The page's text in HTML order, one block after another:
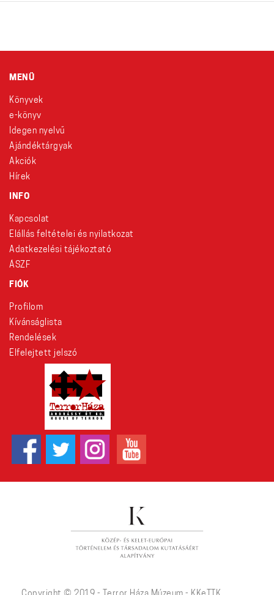
MENÜ
Könyvek
e-könyv
Idegen nyelvű
Ajándéktárgyak
Akciók
Hírek
INFO
Kapcsolat
Elállás feltételei és nyilatkozat
Adatkezelési tájékoztató
ÁSZF
FIÓK
Profilom
Kívánságlista
Rendelések
Elfelejtett jelszó